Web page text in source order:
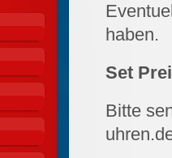
haben.
Set
Bitte